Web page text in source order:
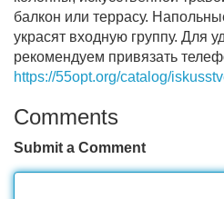
балкон или террасу.
украсят входную группу. Для
рекомендуем привязать
https://55opt.org/catalog/
Comments
Submit a Comment